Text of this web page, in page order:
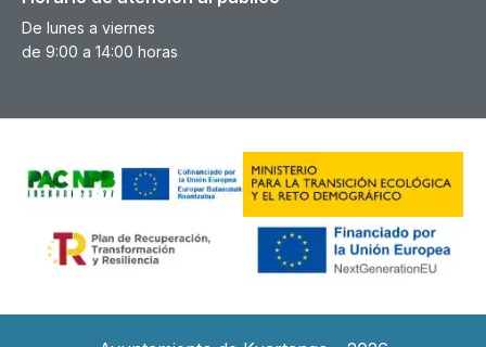
De lunes a viernes
de 9:00 a 14:00 horas